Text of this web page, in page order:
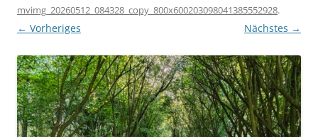
mvimg_20260512_084328_copy_800x600203098041385552928.
← Vorheriges Nächstes →